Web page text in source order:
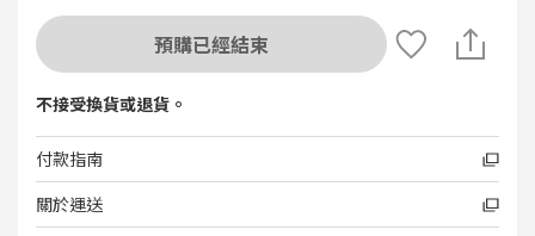
預購已經結束
不接受換貨或退貨。
付款指南
關於運送